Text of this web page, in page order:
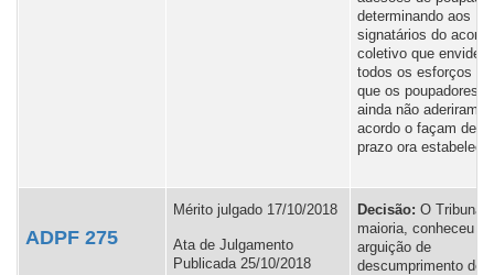
determinando aos
signatários do acordo
coletivo que envidem
todos os esforços
que os poupadores
ainda não aderiram
acordo o façam
prazo ora
ADPF 275
Mérito julgado 17/10/2018
Ata de Julgamento
Publicada 25/10/2018
Decisão: O Tribunal,
maioria, conheceu da
arguição de
descumprimento de